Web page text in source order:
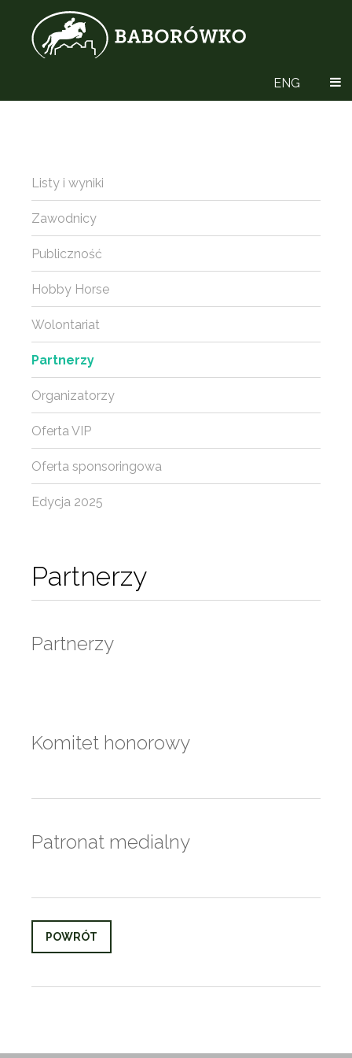
ENG
Partnerzy
Partnerzy
Komitet honorowy
Patronat medialny
POWRÓT
Listy i wyniki
Zawodnicy
Publiczność
Hobby Horse
Wolontariat
Partnerzy
Organizatorzy
Oferta VIP
Oferta sponsoringowa
Edycja 2025